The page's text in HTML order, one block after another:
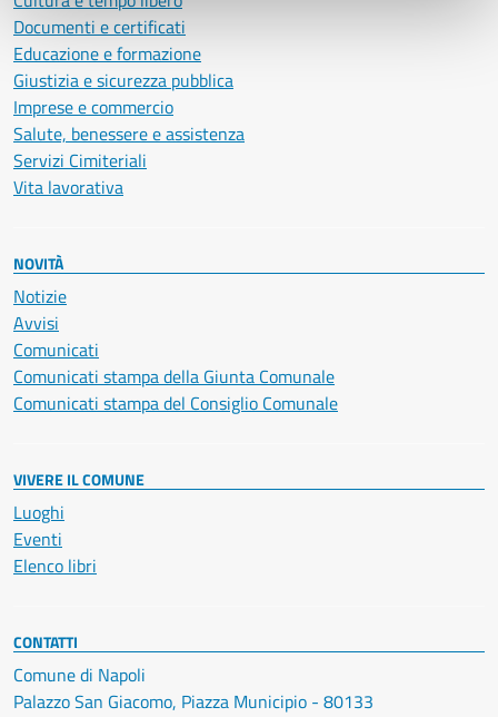
Documenti e certificati
Educazione e formazione
Giustizia e sicurezza pubblica
Imprese e commercio
Salute, benessere e assistenza
Servizi Cimiteriali
Vita lavorativa
NOVITÀ
Notizie
Avvisi
Comunicati
Comunicati stampa della Giunta Comunale
Comunicati stampa del Consiglio Comunale
VIVERE IL COMUNE
Luoghi
Eventi
Elenco libri
CONTATTI
Comune di Napoli
Palazzo San Giacomo, Piazza Municipio - 80133